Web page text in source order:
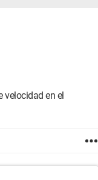
velocidad en el